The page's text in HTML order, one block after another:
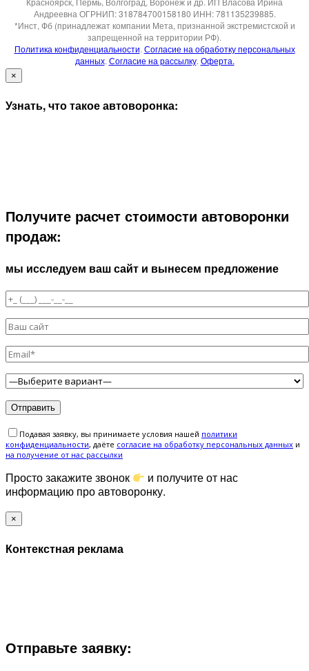
Андреевна ОГРНИП: 318784700158180 ИНН: 781135239885.
*Инст, Фб (принадлежат компании Мета, признанной экстремистской и
запрещенной на территории РФ).
Политика конфиденциальности. Согласие на обработку персональных
данных. Согласие на рассылку. Оферта.
×
Узнать, что такое автоворонка:
Получите расчет стоимости автоворонки
продаж:
мы исследуем ваш сайт и вынесем предложение
Подавая заявку, вы принимаете условия нашей политики
конфиденциальности, даёте cогласие на обработку персональных данных и
на получение от нас рассылки
Просто закажите звонок
и получите от нас
информацию про автоворонку.
×
Контекстная реклама
Отправьте заявку: